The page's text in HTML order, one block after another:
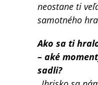
neostane ti
samotného
Ako sa ti
– aké
sadli?